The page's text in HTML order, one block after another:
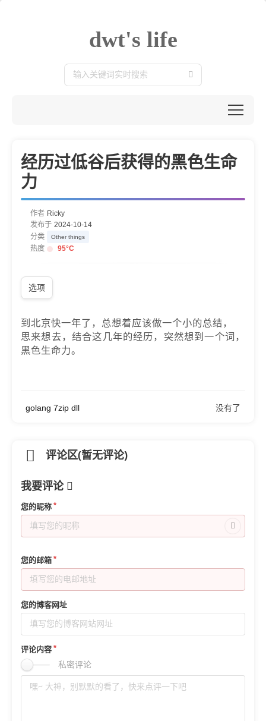
dwt's life
经历过低谷后获得的黑色生命
力
作者 Ricky
发布于 2024-10-14
分类
Other things
热度 95°C
选项
到北京快一年了，总想着应该做一个小的总结，
思来想去，结合这几年的经历，突然想到一个词，
黑色生命力。
golang 7zip dll 没有了
评论区(暂无评论)
我要评论
您的昵称
您的邮箱
您的博客网址
评论内容
私密评论